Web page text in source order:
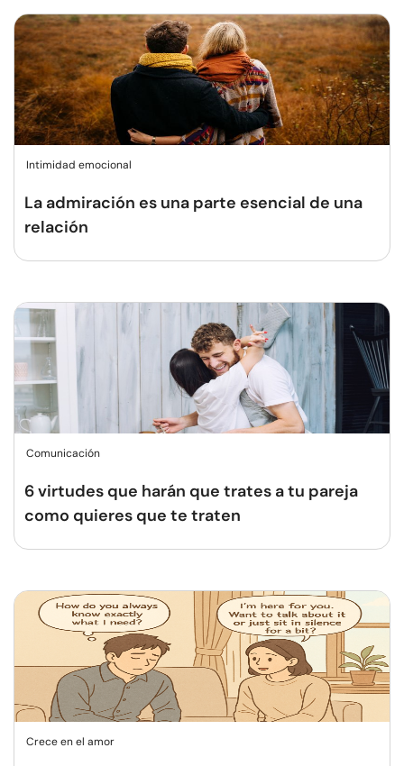
Intimidad emocional
La admiración es una parte esencial de una
relación
Comunicación
6 virtudes que harán que trates a tu pareja
como quieres que te traten
Crece en el amor